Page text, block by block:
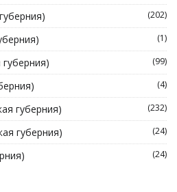
(202)
(1)
(99)
(4)
губерния) (232)
губерния) (24)
(24)